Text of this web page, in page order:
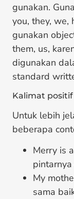
gunakan.
you, they, we,
gunakan
them, us,
digunakan
standard
Kalimat positif
Untuk lebih
beberapa
Merry is
My
sama